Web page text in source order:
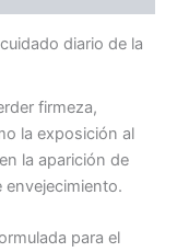
diario de la
firmeza,
la exposición al
la aparición de
envejecimiento.
para el